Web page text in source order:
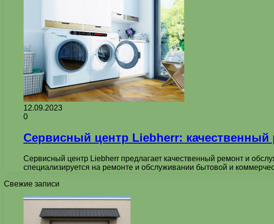
12.09.2023
0
Сервисный центр Liebherr: качественный
Сервисный центр Liebherr предлагает качественный ремонт и
специализируется на ремонте и обслуживании бытовой и
Свежие записи